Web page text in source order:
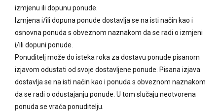
izmjenu ili dopunu ponude.
Izmjena i/ili dopuna ponude dostavlja se na isti način kao i
osnovna ponuda s obveznom naznakom da se radi o izmjeni
i/ili dopuni ponude.
Ponuditelj može do isteka roka za dostavu ponude pisanom
izjavom odustati od svoje dostavljene ponude. Pisana izjava
dostavlja se na isti način kao i ponuda s obveznom naznakom
da se radi o odustajanju ponude. U tom slučaju neotvorena
ponuda se vraća ponuditelju.